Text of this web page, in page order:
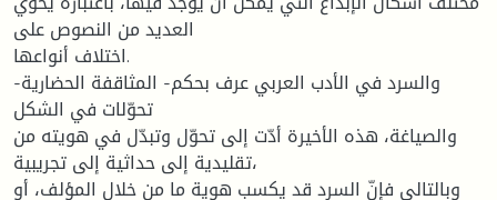
العدید من النصوص على
اختلاف أنواعها.
والسرد في الأدب العربي عرف بحكم- المثاقفة الحضاریة-
تحوّلات في الشكل
والصیاغة، هذه الأخیرة أدّت إلى تحوّل وتبدّل في هویته من
تقلیدیة إلى حداثیة إلى تجریبیة،
وبالتالي فإنّ السرد قد یكسب هویة ما من خلال المؤلف، أو